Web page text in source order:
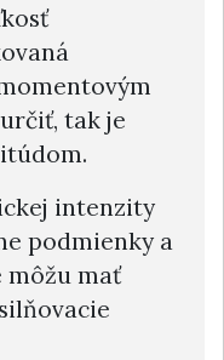
tak je
intenzity
podmienky a
mať